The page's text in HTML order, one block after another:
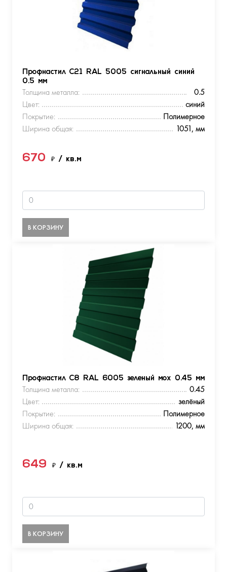
Профнастил С21 RAL 5005 сигнальный синий
0.5 мм
Толщина металла:
0.5
Цвет:
синий
Покрытие:
Полимерное
Ширина общая:
1051, мм
670 ₽ / кв.м
В КОРЗИНУ
Профнастил С8 RAL 6005 зеленый мох 0.45 мм
Толщина металла:
0.45
Цвет:
зелёный
Покрытие:
Полимерное
Ширина общая:
1200, мм
649 ₽ / кв.м
В КОРЗИНУ